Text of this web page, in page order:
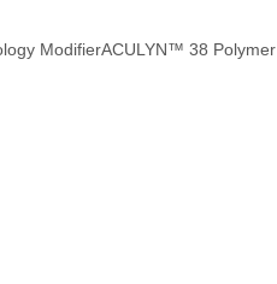
ModifierACULYN™ 38 Polymer